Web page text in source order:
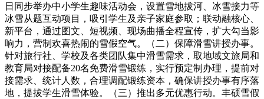
日同步举办中小学生趣味活动会，设置雪地拔河、冰雪接力等
冰雪从题互动项目，吸引学生及亲子家庭参取；联动融核心、
新平台，通过图文、短视频、现场曲播全程宣传，扩大勾当影
响力，营制欢喜热闹的雪假空气。（二）保障滑雪讲授办事。
针对旅行社、学校及各类团队集中滑雪需求，取地域文旅局和
教育局对接配备20名免费滑雪锻练，实行预定制办理，提前对
接需求、统计人数，合理调配锻练资本，确保讲授办事有序落
地，提拔学生滑雪体验。（三）推出多元优惠行动。丰硕雪假